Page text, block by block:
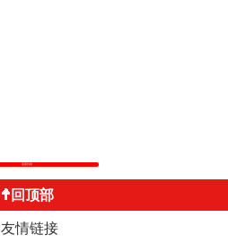
返回列表
回顶部
友情链接